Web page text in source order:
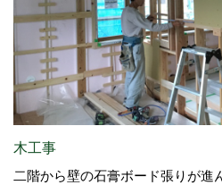
木工事
二階から壁の石膏ボード張りが進